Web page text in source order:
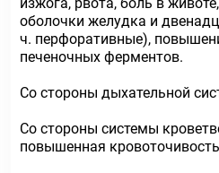
оболочки желудка и
ч. перфоративные),
печеночных ферментов.
Со стороны дыхательной
Со стороны системы
повышенная